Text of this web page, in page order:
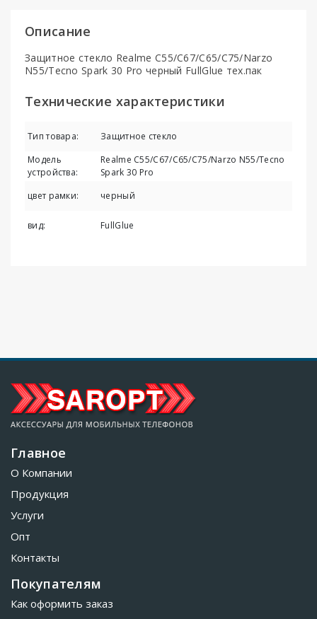
Описание
Защитное стекло Realme C55/C67/C65/C75/Narzo
N55/Tecno Spark 30 Pro черный FullGlue тех.пак
Технические характеристики
Тип товара:
Защитное стекло
Модель
устройства:
Realme C55/C67/C65/C75/Narzo N55/Tecno
Spark 30 Pro
цвет рамки:
черный
вид: FullGlue
Главное
О Компании
Продукция
Услуги
Опт
Контакты
Покупателям
Как оформить заказ